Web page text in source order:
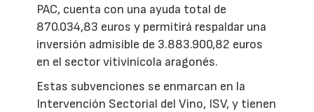
PAC, cuenta con una ayuda total de
870.034,83 euros y permitirá respaldar una
inversión admisible de 3.883.900,82 euros
en el sector vitivinícola aragonés.
Estas subvenciones se enmarcan en la
Intervención Sectorial del Vino, ISV, y tienen